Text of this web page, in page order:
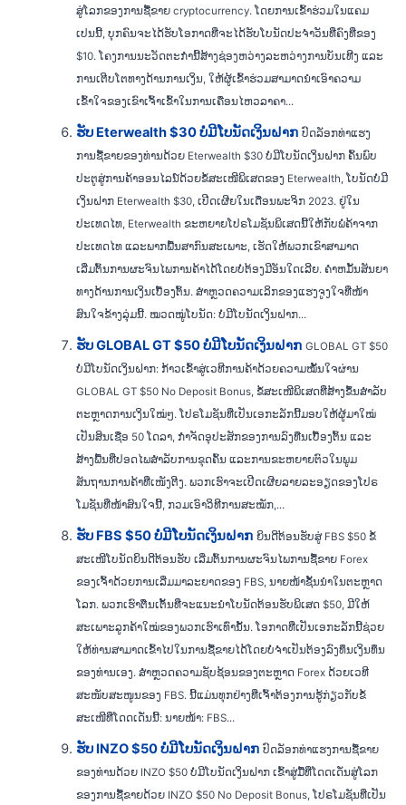
ສູ່ໂລກຂອງການຊື້ຂາຍ cryptocurrency. ໂດຍການເຂົ້າຮ່ວມໃນແຄມ
ເປນນີ້, ບຸກຄົນຈະໄດ້ຮັບໂອກາດທີ່ຈະໄດ້ຮັບໂບນັດປະຈຳວັນທີ່ຄົງທີ່ຂອງ
$10. ໂຄງການນະວັດຕະກໍານີ້ສ້າງຊ່ອງຫວ່າງລະຫວ່າງການບັນເທີງ ແລະ
ການເຕີບໂຕທາງດ້ານການເງິນ, ໃຫ້ຜູ້ເຂົ້າຮ່ວມສາມາດນໍາເອົາຄວາມ
ເຂົ້າໃຈຂອງເຂົາເຈົ້າເຂົ້າໃນການເຄື່ອນໄຫວລາຄາ...
ຮັບ Eterwealth $30 ບໍ່ມີໂບນັດເງິນຝາກ ປົດລັອກທ່າແຮງ
ການຊື້ຂາຍຂອງທ່ານດ້ວຍ Eterwealth $30 ບໍ່ມີໂບນັດເງິນຝາກ ຄົ້ນພົບ
ປະຕູສູ່ການຄ້າອອນໄລນ໌ດ້ວຍຂໍ້ສະເໜີພິເສດຂອງ Eterwealth, ໂບນັດບໍ່ມີ
ເງິນຝາກ Eterwealth $30, ເປີດເຜີຍໃນເດືອນພະຈິກ 2023. ຢູ່ໃນ
ປະເທດໄທ, Eterwealth ຂະຫຍາຍໂປຣໂມຊັນພິເສດນີ້ໃຫ້ກັບພໍ່ຄ້າຈາກ
ປະເທດໄທ ແລະພາກພື້ນສາກົນສະເພາະ, ເຮັດໃຫ້ພວກເຂົາສາມາດ
ເລີ່ມຕົ້ນການຜະຈົນໄພການຄ້າໄດ້ໂດຍບໍ່ຕ້ອງມີອັນໃດເລີຍ. ຄໍາ​ຫມັ້ນ​ສັນ​ຍາ​
ທາງ​ດ້ານ​ການ​ເງິນ​ເບື້ອງ​ຕົ້ນ​. ສຳຫຼວດຄວາມເລິກຂອງແຮງຈູງໃຈທີ່ໜ້າ
ສົນໃຈຂ້າງລຸ່ມນີ້. ໝວດໝູ່ໂບນັດ: ບໍ່ມີໂບນັດເງິນຝາກ...
ຮັບ GLOBAL GT $50 ບໍ່ມີໂບນັດເງິນຝາກ GLOBAL GT $50
ບໍ່ມີໂບນັດເງິນຝາກ: ກ້າວເຂົ້າສູ່ເວທີການຄ້າດ້ວຍຄວາມໝັ້ນໃຈຜ່ານ
GLOBAL GT $50 No Deposit Bonus, ຂໍ້ສະເໜີພິເສດທີ່ສ້າງຂຶ້ນສຳລັບ
ຕະຫຼາດການເງິນໃໝ່ໆ. ໂປຣໂມຊັນທີ່ເປັນເອກະລັກນີ້ມອບໃຫ້ຜູ້ມາໃໝ່
ເປັນສິນເຊື່ອ 50 ໂດລາ, ກໍາຈັດອຸປະສັກຂອງການລົງທືນເບື້ອງຕົ້ນ ແລະ
ສ້າງພື້ນທີ່ປອດໄພສໍາລັບການຂຸດຄົ້ນ ແລະການຂະຫຍາຍຕົວໃນພູມ
ສັນຖານການຄ້າທີ່ເໜັງຕີງ. ພວກເຮົາຈະເປີດເຜີຍລາຍລະອຽດຂອງໂປຣ
ໂມຊັນທີ່ໜ້າສົນໃຈນີ້, ກວມເອົາວິທີການສະໝັກ,...
ຮັບ FBS $50 ບໍ່ມີໂບນັດເງິນຝາກ ຍິນດີຕ້ອນຮັບສູ່ FBS $50 ຂໍ້
ສະເໜີໂບນັດຍິນດີຕ້ອນຮັບ ເລີ່ມຕົ້ນການຜະຈົນໄພການຊື້ຂາຍ Forex
ຂອງເຈົ້າດ້ວຍການເລີ່ມມາລະຍາດຂອງ FBS, ນາຍໜ້າຊັ້ນນໍາໃນຕະຫຼາດ
ໂລກ. ພວກເຮົາຕື່ນເຕັ້ນທີ່ຈະແນະນຳໂບນັດຕ້ອນຮັບພິເສດ $50, ມີໃຫ້
ສະເພາະລູກຄ້າໃໝ່ຂອງພວກເຮົາເທົ່ານັ້ນ. ໂອກາດທີ່ເປັນເອກະລັກນີ້ຊ່ວຍ
ໃຫ້ທ່ານສາມາດເຂົ້າໄປໃນການຊື້ຂາຍໄດ້ໂດຍບໍ່ຈໍາເປັນຕ້ອງລົງທຶນເງິນທຶນ
ຂອງທ່ານເອງ. ສຳຫຼວດຄວາມຊັບຊ້ອນຂອງຕະຫຼາດ Forex ດ້ວຍເວທີ
ສະໜັບສະໜູນຂອງ FBS. ນີ້ແມ່ນທຸກຢ່າງທີ່ເຈົ້າຕ້ອງການຮູ້ກ່ຽວກັບຂໍ້
ສະເໜີທີ່ໂດດເດັ່ນນີ້: ນາຍໜ້າ: FBS...
ຮັບ INZO $50 ບໍ່ມີໂບນັດເງິນຝາກ ປົດລັອກທ່າແຮງການຊື້ຂາຍ
ຂອງທ່ານດ້ວຍ INZO $50 ບໍ່ມີໂບນັດເງິນຝາກ ເຂົ້າສູ່ມື້ທີ່ໂດດເດັ່ນສູ່ໂລກ
ຂອງການຊື້ຂາຍດ້ວຍ INZO $50 No Deposit Bonus, ໂປຣໂມຊັນທີ່ເປັນ